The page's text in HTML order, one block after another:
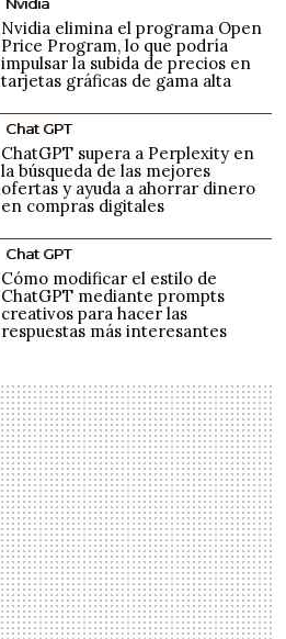
Nvidia elimina el programa Open
Price Program, lo que podría
impulsar la subida de precios en
tarjetas gráficas de gama alta
Chat GPT
ChatGPT supera a Perplexity en
la búsqueda de las mejores
ofertas y ayuda a ahorrar dinero
en compras digitales
Chat GPT
Cómo modificar el estilo de
ChatGPT mediante prompts
creativos para hacer las
respuestas más interesantes